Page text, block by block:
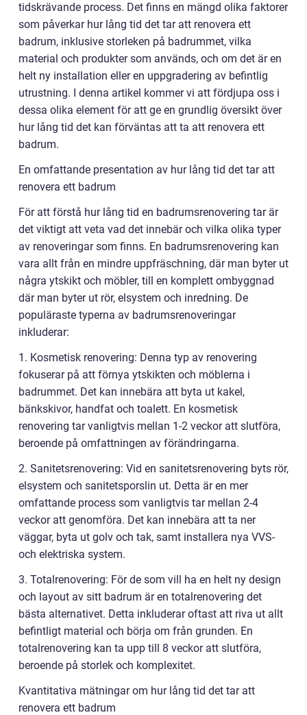
tidskrävande process. Det finns en mängd olika faktorer
som påverkar hur lång tid det tar att renovera ett
badrum, inklusive storleken på badrummet, vilka
material och produkter som används, och om det är en
helt ny installation eller en uppgradering av befintlig
utrustning. I denna artikel kommer vi att fördjupa oss i
dessa olika element för att ge en grundlig översikt över
hur lång tid det kan förväntas att ta att renovera ett
badrum.
En omfattande presentation av hur lång tid det tar att
renovera ett badrum
För att förstå hur lång tid en badrumsrenovering tar är
det viktigt att veta vad det innebär och vilka olika typer
av renoveringar som finns. En badrumsrenovering kan
vara allt från en mindre uppfräschning, där man byter ut
några ytskikt och möbler, till en komplett ombyggnad
där man byter ut rör, elsystem och inredning. De
populäraste typerna av badrumsrenoveringar
inkluderar:
1. Kosmetisk renovering: Denna typ av renovering
fokuserar på att förnya ytskikten och möblerna i
badrummet. Det kan innebära att byta ut kakel,
bänkskivor, handfat och toalett. En kosmetisk
renovering tar vanligtvis mellan 1-2 veckor att slutföra,
beroende på omfattningen av förändringarna.
2. Sanitetsrenovering: Vid en sanitetsrenovering byts rör,
elsystem och sanitetsporslin ut. Detta är en mer
omfattande process som vanligtvis tar mellan 2-4
veckor att genomföra. Det kan innebära att ta ner
väggar, byta ut golv och tak, samt installera nya VVS-
och elektriska system.
3. Totalrenovering: För de som vill ha en helt ny design
och layout av sitt badrum är en totalrenovering det
bästa alternativet. Detta inkluderar oftast att riva ut allt
befintligt material och börja om från grunden. En
totalrenovering kan ta upp till 8 veckor att slutföra,
beroende på storlek och komplexitet.
Kvantitativa mätningar om hur lång tid det tar att
renovera ett badrum